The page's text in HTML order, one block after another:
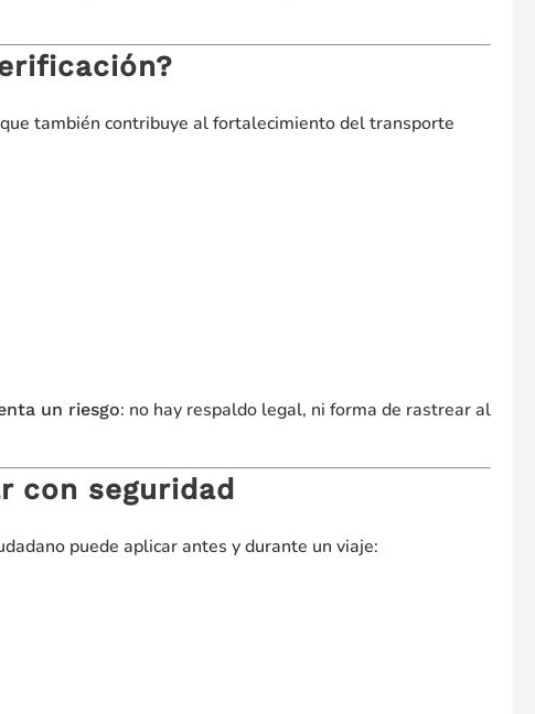
también contribuye al fortalecimiento del transporte
un riesgo: no hay respaldo legal, ni forma de rastrear al
con seguridad
puede aplicar antes y durante un viaje: